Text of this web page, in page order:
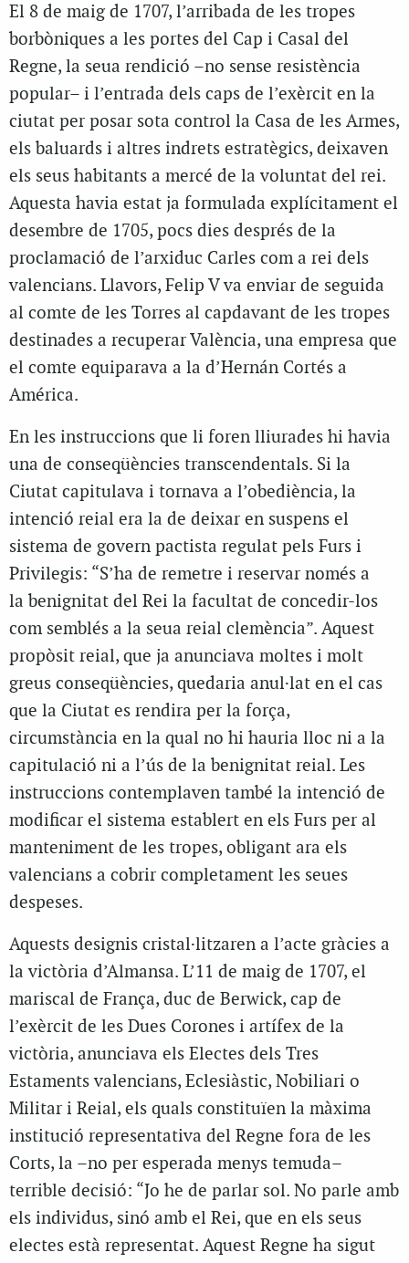
El 8 de maig de 1707, l’arribada de les tropes
borbòniques a les portes del Cap i Casal del
Regne, la seua rendició –no sense resistència
popular– i l’entrada dels caps de l’exèrcit en la
ciutat per posar sota control la Casa de les Armes,
els baluards i altres indrets estratègics, deixaven
els seus habitants a mercé de la voluntat del rei.
Aquesta havia estat ja formulada explícitament el
desembre de 1705, pocs dies després de la
proclamació de l’arxiduc Carles com a rei dels
valencians. Llavors, Felip V va enviar de seguida
al comte de les Torres al capdavant de les tropes
destinades a recuperar València, una empresa que
el comte equiparava a la d’Hernán Cortés a
América.
En les instruccions que li foren lliurades hi havia
una de conseqüències transcendentals. Si la
Ciutat capitulava i tornava a l’obediència, la
intenció reial era la de deixar en suspens el
sistema de govern pactista regulat pels Furs i
Privilegis: “S’ha de remetre i reservar només a
la benignitat del Rei la facultat de concedir-los
com semblés a la seua reial clemència”. Aquest
propòsit reial, que ja anunciava moltes i molt
greus conseqüències, quedaria anul·lat en el cas
que la Ciutat es rendira per la força,
circumstància en la qual no hi hauria lloc ni a la
capitulació ni a l’ús de la benignitat reial. Les
instruccions contemplaven també la intenció de
modificar el sistema establert en els Furs per al
manteniment de les tropes, obligant ara els
valencians a cobrir completament les seues
despeses.
Aquests designis cristal·litzaren a l’acte gràcies a
la victòria d’Almansa. L’11 de maig de 1707, el
mariscal de França, duc de Berwick, cap de
l’exèrcit de les Dues Corones i artífex de la
victòria, anunciava els Electes dels Tres
Estaments valencians, Eclesiàstic, Nobiliari o
Militar i Reial, els quals constituïen la màxima
institució representativa del Regne fora de les
Corts, la –no per esperada menys temuda–
terrible decisió: “Jo he de parlar sol. No parle amb
els individus, sinó amb el Rei, que en els seus
electes està representat. Aquest Regne ha sigut